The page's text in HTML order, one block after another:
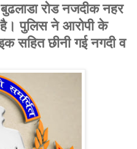
रोड नजदीक नहर
है। पुलिस ने आरोपी के
सहित छीनी गई नगदी व